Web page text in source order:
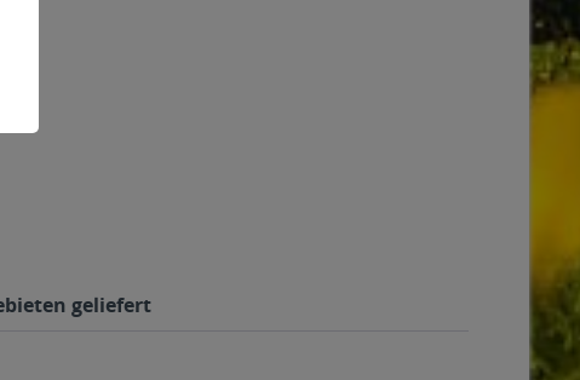
geliefert